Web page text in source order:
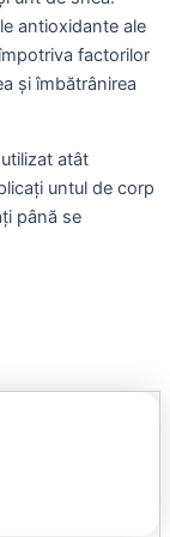
antioxidante ale
factorilor
și îmbătrânirea
atât
untul de corp
până se